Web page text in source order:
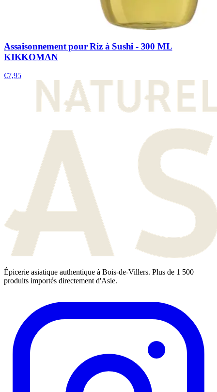
Assaisonnement pour Riz à Sushi - 300 ML
KIKKOMAN
€7,95
Épicerie asiatique authentique à Bois-de-Villers. Plus de 1 500
produits importés directement d'Asie.